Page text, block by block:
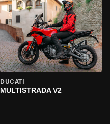
DUCATI
MULTISTRADA V2